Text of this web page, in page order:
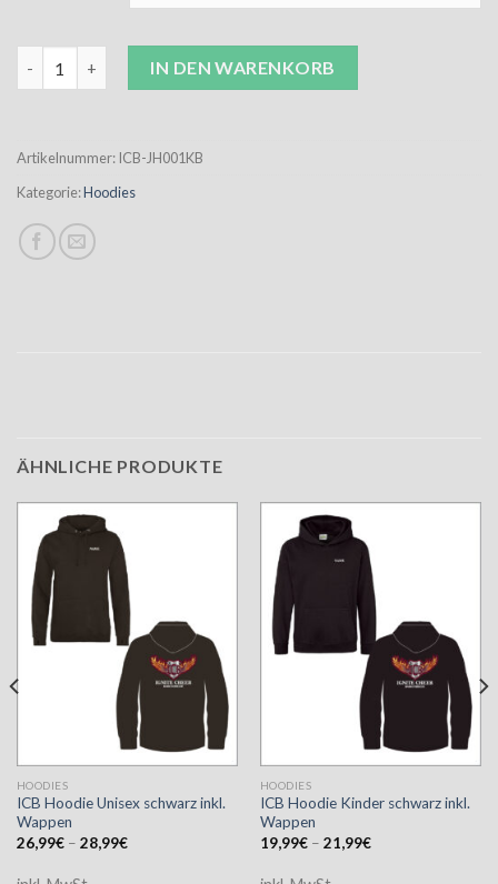
IN DEN WARENKORB
Artikelnummer: ICB-JH001KB
Kategorie:Hoodies
ÄHNLICHE PRODUKTE
HOODIES
ICB Hoodie Unisex schwarz inkl.
Wappen
26,99€– 28,99€
HOODIES
ICB Hoodie Kinder schwarz inkl.
Wappen
19,99€– 21,99€